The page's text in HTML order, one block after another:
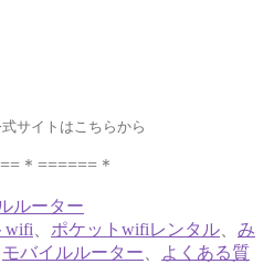
サイトはこちらから
＊======＊
ルーター
wifi ポケットwifiレンタル
み
モバイルルーター
よくある質